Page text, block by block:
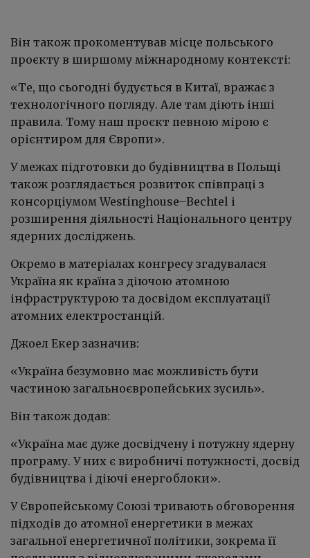
Він також прокоментував місце польського
проєкту в ширшому міжнародному контексті:
«Те, що сьогодні будується в Китаї, вражає з
технологічного погляду. Але там діють інші
правила. Тому наш проєкт певною мірою є
орієнтиром для Європи».
У межах підготовки до будівництва в Польщі
також розглядається розвиток співпраці з
консорціумом Westinghouse–Bechtel і
розширення діяльності Національного центру
ядерних досліджень.
Окремо в матеріалах конгресу згадувалася
Україна як країна з діючою атомною
інфраструктурою та досвідом експлуатації
атомних електростанцій.
Джоел Екер зазначив:
«Україна безумовно має можливість бути
частиною загальноєвропейських зусиль».
Він також додав:
«Україна має дуже досвідчену і потужну ядерну
програму. У них є виробничі потужності, досвід
будівництва і діючі енергоблоки».
У Європейському Союзі тривають обговорення
підходів до атомної енергетики в межах
загальної енергетичної політики, зокрема її